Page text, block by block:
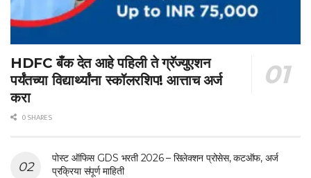
HDFC बँक देत आहे पहिली ते ग्रॅज्युएशन
पर्यंतच्या विद्यार्थ्यांना स्कॉलरशिप! आत्ताच अर्ज
करा
0 SHARES
पोस्ट ऑफिस GDS भरती 2026 – सिलेक्शन प्रोसेस, कटऑफ, अर्ज
प्रक्रिया संपूर्ण माहिती